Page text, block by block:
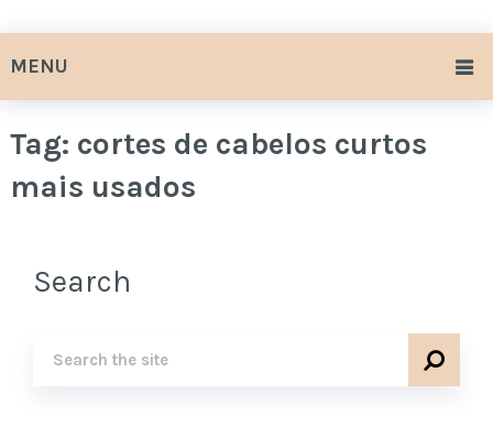
MENU
Tag: cortes de cabelos curtos
mais usados
Search